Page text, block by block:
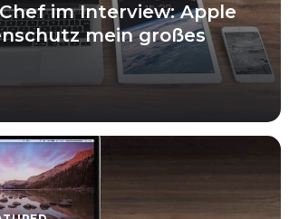
im Interview: Apple
mein großes